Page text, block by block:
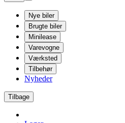
Nye biler
Brugte biler
Minilease
Varevogne
Værksted
Tilbehør
Nyheder
Tilbage